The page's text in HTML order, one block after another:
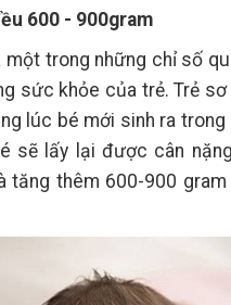
600 - 900gram
một trong những chỉ số
sức khỏe của trẻ. Trẻ
lúc bé mới sinh ra
sẽ lấy lại được cân
tăng thêm 600-900